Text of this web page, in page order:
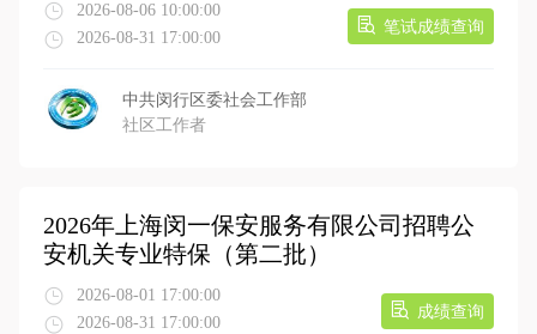
2026-08-06 10:00:00
2026-08-31 17:00:00
笔试成绩查询
中共闵行区委社会工作部
社区工作者
2026年上海闵一保安服务有限公司招聘公
安机关专业特保（第二批）
2026-08-01 17:00:00
2026-08-31 17:00:00
成绩查询